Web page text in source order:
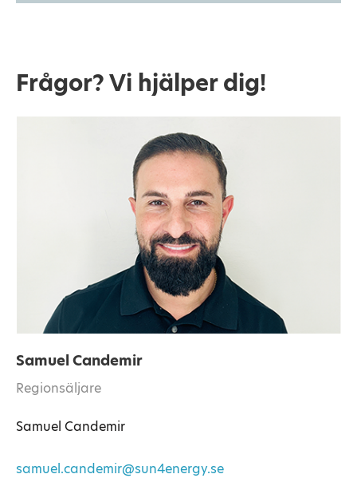
Frågor? Vi hjälper dig!
Samuel Candemir
Regionsäljare
Samuel Candemir
samuel.candemir@sun4energy.se